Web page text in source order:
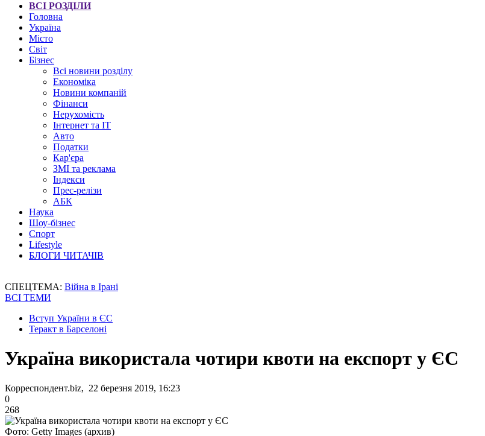
ВСІ РОЗДІЛИ
Головна
Україна
Місто
Світ
Бізнес
Всі новини розділу
Економіка
Новини компаній
Фінанси
Нерухомість
Інтернет та IT
Авто
Податки
Кар'єра
ЗМІ та реклама
Індекси
Прес-релізи
АБК
Наука
Шоу-бізнес
Спорт
Lifestyle
БЛОГИ ЧИТАЧІВ
СПЕЦТЕМА: Війна в Ірані
ВСІ ТЕМИ
Вступ України в ЄС
Теракт в Барселоні
Україна використала чотири квоти на експорт у ЄС
Корреспондент.biz, 22 березня 2019, 16:23
0
268
Фото: Getty Images (архив)